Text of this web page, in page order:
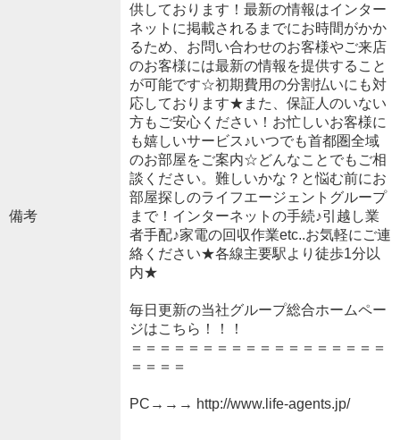
備考
供しております！最新の情報はインター
ネットに掲載されるまでにお時間がかか
るため、お問い合わせのお客様やご来店
のお客様には最新の情報を提供すること
が可能です☆初期費用の分割払いにも対
応しております★また、保証人のいない
方もご安心ください！お忙しいお客様に
も嬉しいサービス♪いつでも首都圏全域
のお部屋をご案内☆どんなことでもご相
談ください。難しいかな？と悩む前にお
部屋探しのライフエージェントグループ
まで！インターネットの手続♪引越し業
者手配♪家電の回収作業etc..お気軽にご連
絡ください★各線主要駅より徒歩1分以
内★
毎日更新の当社グループ総合ホームペー
ジはこちら！！！
＝＝＝＝＝＝＝＝＝＝＝＝＝＝＝＝＝＝
＝＝＝＝
PC→→→ http://www.life-agents.jp/